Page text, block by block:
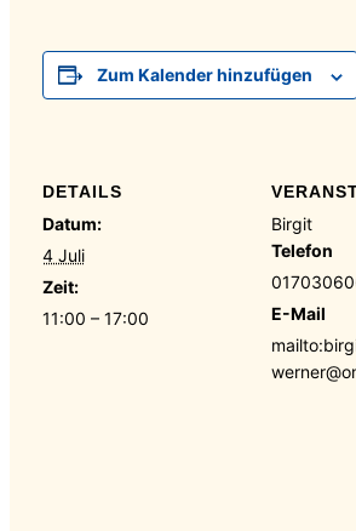
Zum Kalender hinzufügen
DETAILS
Datum:
4 Juli
Zeit:
11:00 – 17:00
Birgit
Telefon
E-Mail